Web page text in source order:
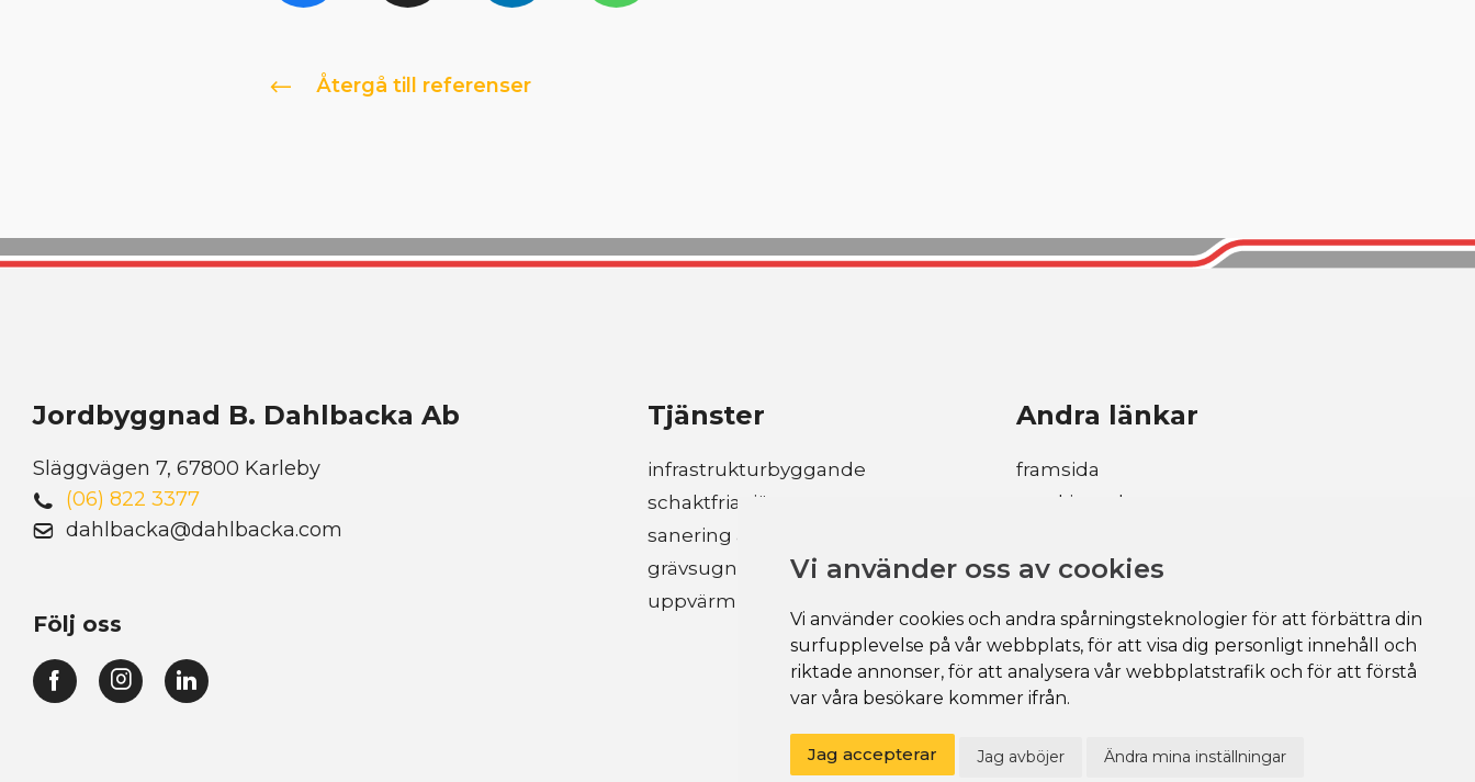
Vi använder oss av cookies
Vi använder cookies och andra spårningsteknologier för att förbättra din
surfupplevelse på vår webbplats, för att visa dig personligt innehåll och
riktade annonser, för att analysera vår webbplatstrafik och för att förstå
var våra besökare kommer ifrån.
Jag accepterar Jag avböjer Ändra mina inställningar
Återgå till referenser
Jordbyggnad B. Dahlbacka Ab
Släggvägen 7, 67800 Karleby
(06) 822 3377
dahlbacka@dahlbacka.com
Följ oss
Tjänster
infrastrukturbyggande
schaktfria tjänster
sanering av rörsystem
grävsugning
uppvärmningslösningar
Andra länkar
framsida
maskinpark
arbeta hos oss
kontaktuppgifter